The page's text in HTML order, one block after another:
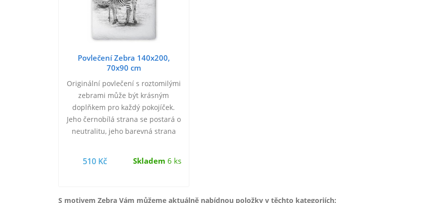
Povlečení Zebra 140x200,
70x90 cm
Originální povlečení s roztomilými
zebrami může být krásným
doplňkem pro každý pokojíček.
Jeho černobílá strana se postará o
neutralitu, jeho barevná strana
510 Kč Skladem 6 ks
S motivem Zebra Vám můžeme aktuálně nabídnou položky v těchto kategoriích: